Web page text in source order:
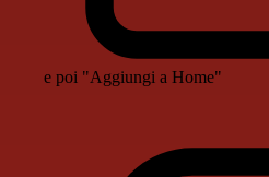
e poi "Aggiungi a Home"